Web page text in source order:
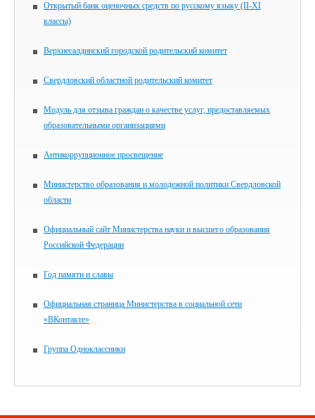
Открытый банк оценочных средств по русскому языку (II-XI
классы)
Верхнесалдинский городской родительский комитет
Свердловский областной родительский комитет
Модуль для отзыва граждан о качестве услуг, предоставляемых
образовательными организациями
Антикоррупционное просвещение
Министерство образования и молодежной политики Свердловской
области
Официальный сайт Министерства науки и высшего образования
Российской Федерации
Год памяти и славы
Официальная страница Министерства в социальной сети
«ВКонтакте»
Группа Одноклассники